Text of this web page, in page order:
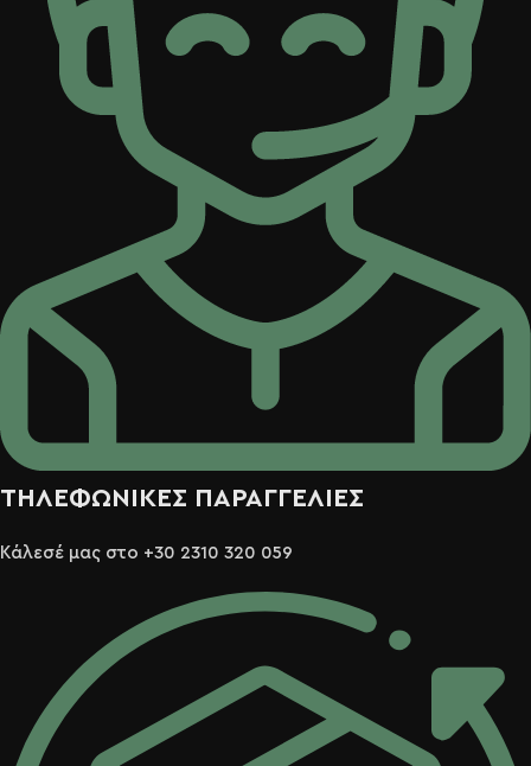
ΤΗΛΕΦΩΝΙΚΕΣ ΠΑΡΑΓΓΕΛΙΕΣ
Κάλεσέ μας στο +30 2310 320 059